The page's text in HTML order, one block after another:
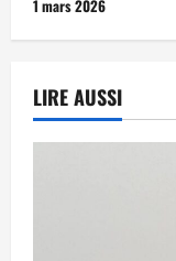
1 mars 2026
LIRE AUSSI